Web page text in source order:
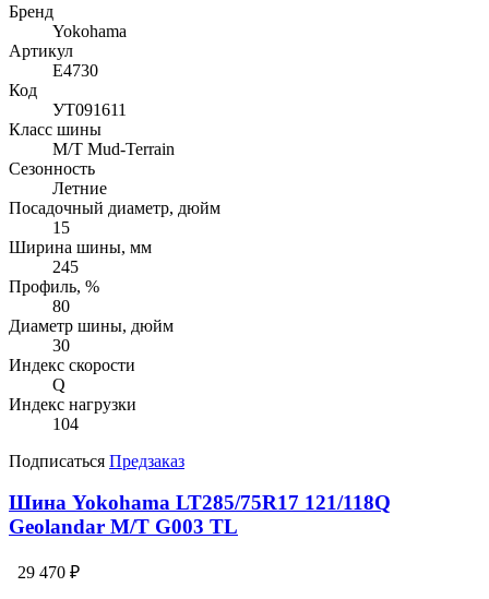
Бренд
Yokohama
Артикул
E4730
Код
УТ091611
Класс шины
M/T Mud-Terrain
Сезонность
Летние
Посадочный диаметр, дюйм
15
Ширина шины, мм
245
Профиль, %
80
Диаметр шины, дюйм
30
Индекс скорости
Q
Индекс нагрузки
104
Подписаться Предзаказ
Шина Yokohama LT285/75R17 121/118Q
Geolandar M/T G003 TL
29 470 ₽